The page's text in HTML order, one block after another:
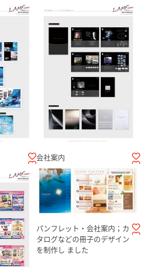
会社案内
パンフレット・会社案内；カ
タログなどの冊子のデザイン
を制作し ました